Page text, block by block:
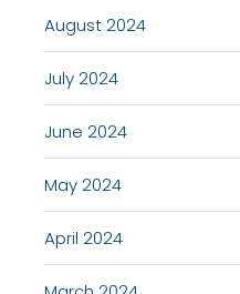
August 2024
July 2024
June 2024
May 2024
April 2024